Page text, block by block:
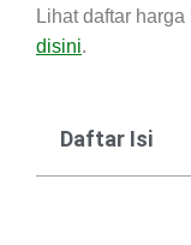
Lihat daftar harga
disini.
Daftar Isi